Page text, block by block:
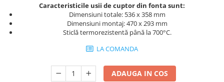
Caracteristicile usii de cuptor din fonta sunt:
Dimensiuni totale: 536 x 358 mm
Dimensiuni montaj: 470 x 293 mm
Sticlă termorezistentă până la 700°C.
LA COMANDA
ADAUGA IN COS